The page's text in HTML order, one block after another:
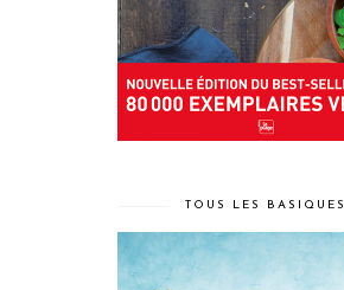
TOUS LES BASIQUES